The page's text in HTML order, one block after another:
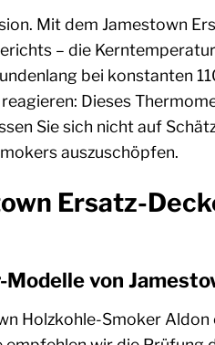
Mit dem Jamestown
– die
bei konstanten
Dieses
Sie sich nicht auf
auszuschöpfen.
Ersatz-
von
Holzkohle-Smoker